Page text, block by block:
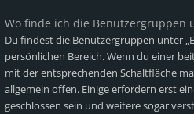
Wo finde ich die Benutzergruppen
Du findest die Benutzergruppen unter
persönlichen Bereich. Wenn du einer
mit der entsprechenden Schaltfläche
allgemein offen. Einige erfordern erst
geschlossen sein und weitere sogar